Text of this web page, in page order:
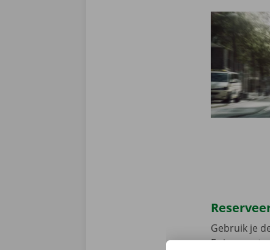
Gebruik je
Er is geen